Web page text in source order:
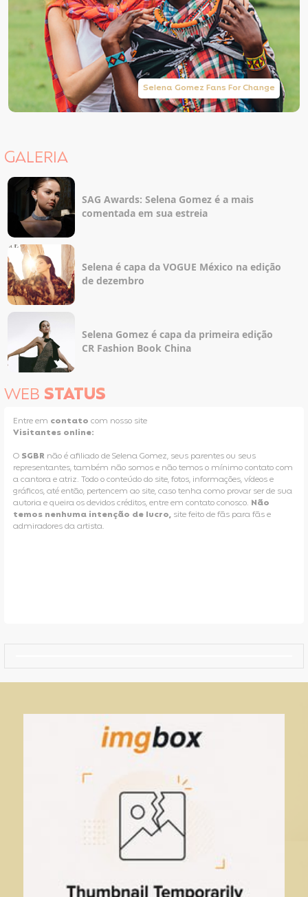
Selena Gomez Fans For Change
GALERIA
SAG Awards: Selena Gomez é a mais
comentada em sua estreia
Selena é capa da VOGUE México na edição
de dezembro
Selena Gomez é capa da primeira edição
CR Fashion Book China
WEB STATUS
Entre em contato com nosso site
Visitantes online:
O SGBR não é afiliado de Selena Gomez, seus parentes ou seus
representantes, também não somos e não temos o mínimo contato com
a cantora e atriz. Todo o conteúdo do site, fotos, informações, vídeos e
gráficos, até então, pertencem ao site, caso tenha como provar ser de sua
autoria e queira os devidos créditos, entre em contato conosco. Não
temos nenhuma intenção de lucro, site feito de fãs para fãs e
admiradores da artista.